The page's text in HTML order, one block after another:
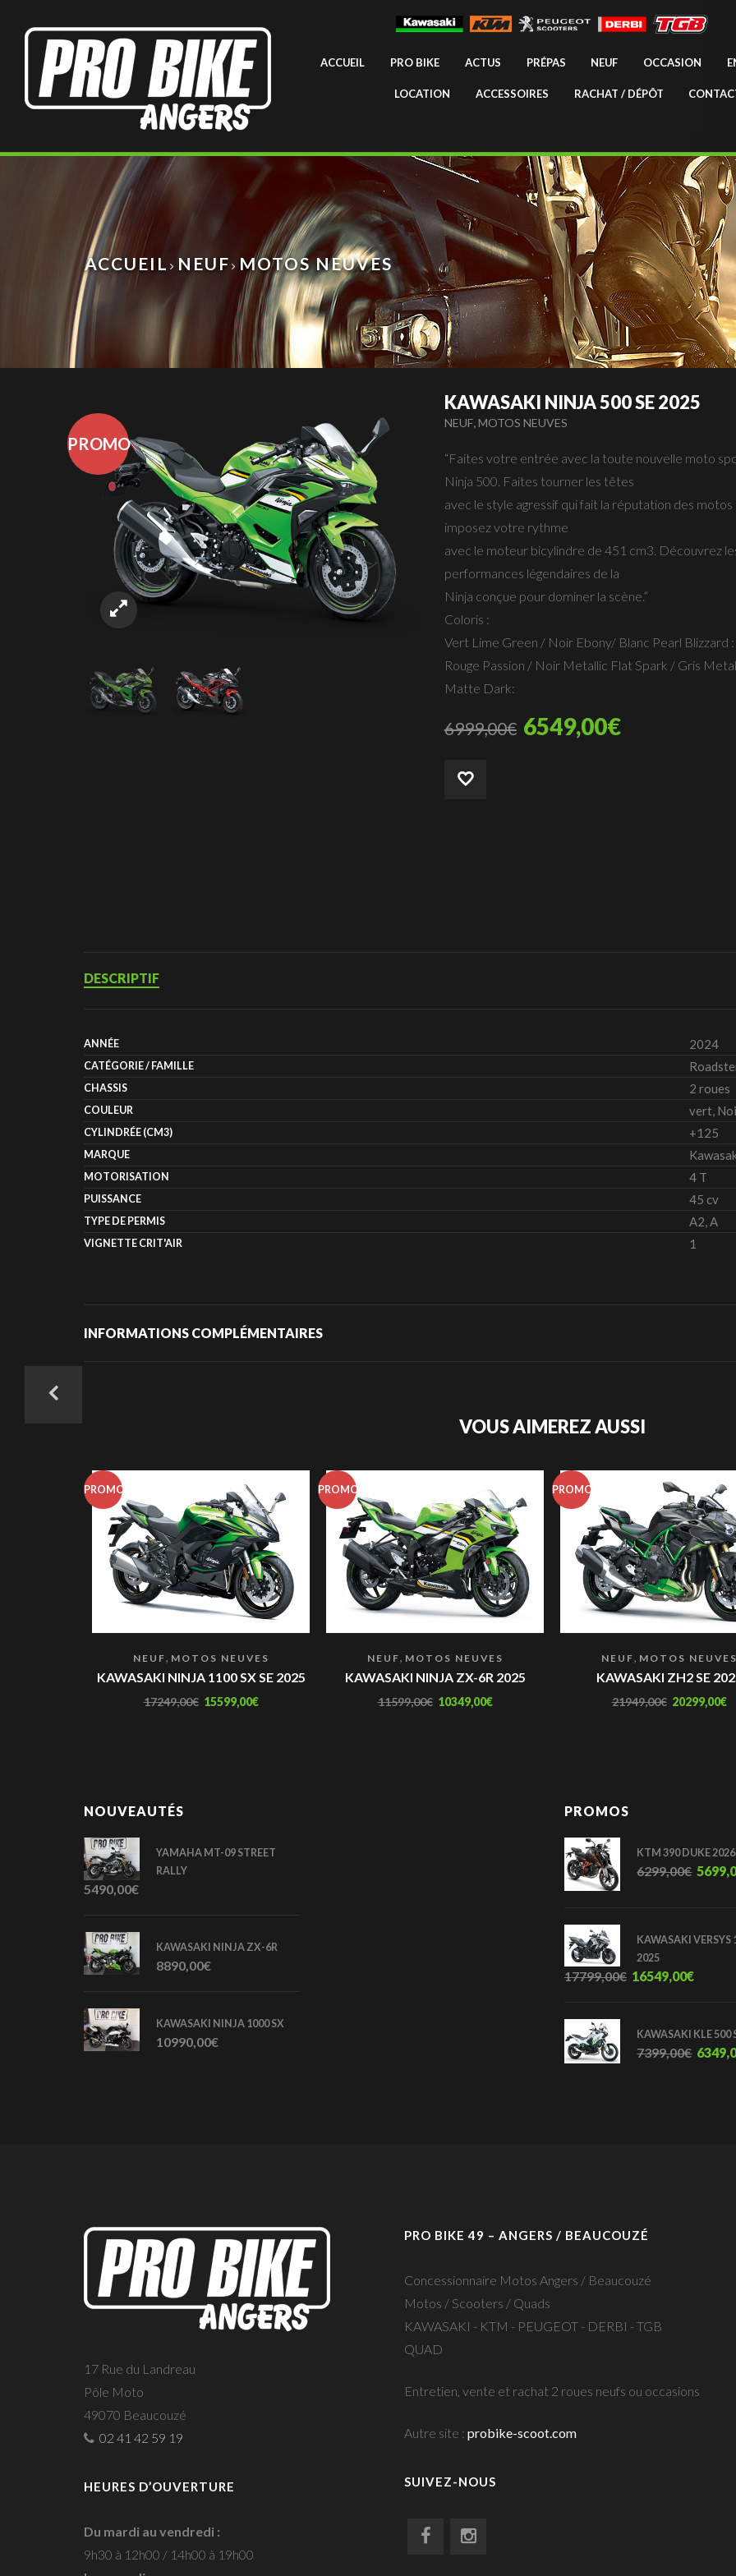
ACCUEIL PRO BIKE ACTUS PRÉPAS NEUF OCCASION
LOCATION ACCESSOIRES RACHAT / DÉPÔT
ACCUEIL NEUF MOTOS NEUVES
PROMO
KAWASAKI NINJA 500 SE 2025
NEUF, MOTOS NEUVES
“Faites votre entrée avec la toute nouvelle moto
Ninja 500. Faites tourner les têtes
avec le style agressif qui fait la réputation des
imposez votre rythme
avec le moteur bicylindre de 451 cm3. Découvrez
performances légendaires de la
Ninja conçue pour dominer la scène.”
Coloris :
Vert Lime Green / Noir Ebony/ Blanc Pearl Blizzard :
Rouge Passion / Noir Metallic Flat Spark / Gris
Matte Dark:
6999,00€ 6549,00€
DESCRIPTIF
ANNÉE 2024
CATÉGORIE / FAMILLE
CHASSIS 2 roues
COULEUR vert,
CYLINDRÉE (CM3) +125
MARQUE
MOTORISATION 4 T
PUISSANCE 45 cv
TYPE DE PERMIS A2, A
VIGNETTE CRIT'AIR 1
INFORMATIONS COMPLÉMENTAIRES
VOUS AIMEREZ AUSSI
PROMO
NEUF, MOTOS NEUVES
KAWASAKI NINJA 1100 SX SE 2025
17249,00€ 15599,00€
PROMO
NEUF, MOTOS NEUVES
KAWASAKI NINJA ZX-6R 2025
11599,00€ 10349,00€
PROMO
NEUF, MOTOS
KAWASAKI ZH2 SE
21949,00€ 20299,00€
NOUVEAUTÉS
YAMAHA MT-09 STREET
RALLY
5490,00€
KAWASAKI NINJA ZX-6R
8890,00€
KAWASAKI NINJA 1000 SX
10990,00€
PROMOS
KTM 390 DUKE 2026
6299,00€
KAWASAKI VERSYS
2025
17799,00€ 16549,00€
KAWASAKI KLE 500
7399,00€
17 Rue du Landreau
Pôle Moto
49070 Beaucouzé
02 41 42 59 19
HEURES D’OUVERTURE
Du mardi au vendredi :
9h30 à 12h00 / 14h00 à 19h00
PRO BIKE 49 – ANGERS / BEAUCOUZÉ
Concessionnaire Motos Angers / Beaucouzé
Motos / Scooters / Quads
KAWASAKI - KTM - PEUGEOT - DERBI - TGB
QUAD
Entretien, vente et rachat 2 roues neufs ou occasions
Autre site : probike-scoot.com
SUIVEZ-NOUS